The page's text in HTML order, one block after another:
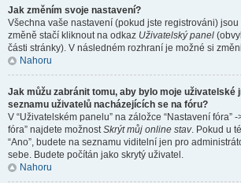
Jak změním svoje nastavení?
Všechna vaše nastavení (pokud jste registrováni)
změně stačí kliknout na odkaz Uživatelský panel
části stránky). V následném rozhraní je možné si
Nahoru
Jak můžu zabránit tomu, aby bylo moje uživatelské
seznamu uživatelů nacházejících se na fóru?
V “Uživatelském panelu” na záložce “Nastavení fóra”
fóra” najdete možnostSkrýt můj online stav. Pokud u
“Ano”, budete na seznamu viditelní jen pro
sebe. Budete počítán jako skrytý uživatel.
Nahoru